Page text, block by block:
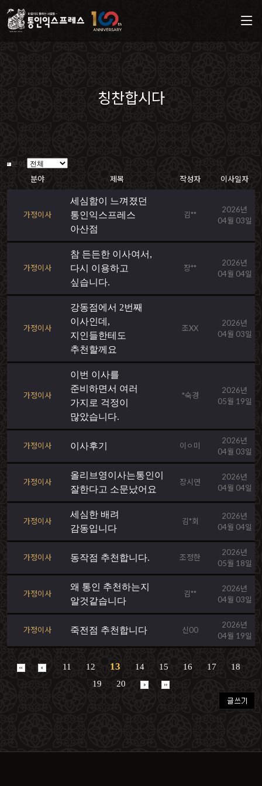
칭찬합시다
분야
분야 제목 작성자 이사일자
가정이사
세심함이 느껴졌던
통인익스프레스
아산점
김**
2026년
04월 03일
가정이사
참 든든한 이사여서,
다시 이용하고
싶습니다.
장**
2026년
04월 04일
가정이사
강동점에서 2번째
이사인데,
지인들한테도
추천할께요
조XX
2026년
04월 03일
가정이사
이번 이사를
준비하면서 여러
가지로 걱정이
많았습니다.
*숙경
2026년
05월 19일
가정이사 이사후기 이ㅇ미
2026년
04월 03일
가정이사
올리브영이사는통인이
잘한다고 소문났어요
장시연
2026년
04월 04일
가정이사
세심한 배려
감동입니다
김*회
2026년
04월 04일
가정이사 동작점 추천합니다. 조정한
2026년
05월 18일
가정이사
왜 통인 추천하는지
알것같습니다
김**
2026년
04월 03일
가정이사 죽전점 추천합니다 신00
2026년
04월 19일
11 12 13 14 15 16 17
18
19
20